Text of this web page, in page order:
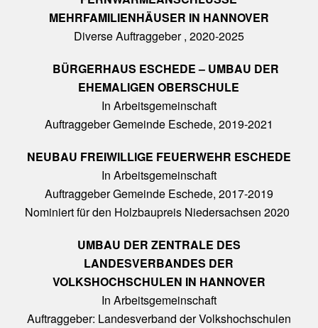
MEHRFAMILIENHÄUSER IN HANNOVER
Diverse Auftraggeber , 2020-2025
BÜRGERHAUS ESCHEDE – UMBAU DER
EHEMALIGEN OBERSCHULE
In Arbeitsgemeinschaft
Auftraggeber Gemeinde Eschede, 2019-2021
NEUBAU FREIWILLIGE FEUERWEHR ESCHEDE
In Arbeitsgemeinschaft
Auftraggeber Gemeinde Eschede, 2017-2019
Nominiert für den Holzbaupreis Niedersachsen 2020
UMBAU DER ZENTRALE DES
LANDESVERBANDES DER
VOLKSHOCHSCHULEN IN HANNOVER
In Arbeitsgemeinschaft
Auftraggeber: Landesverband der Volkshochschulen